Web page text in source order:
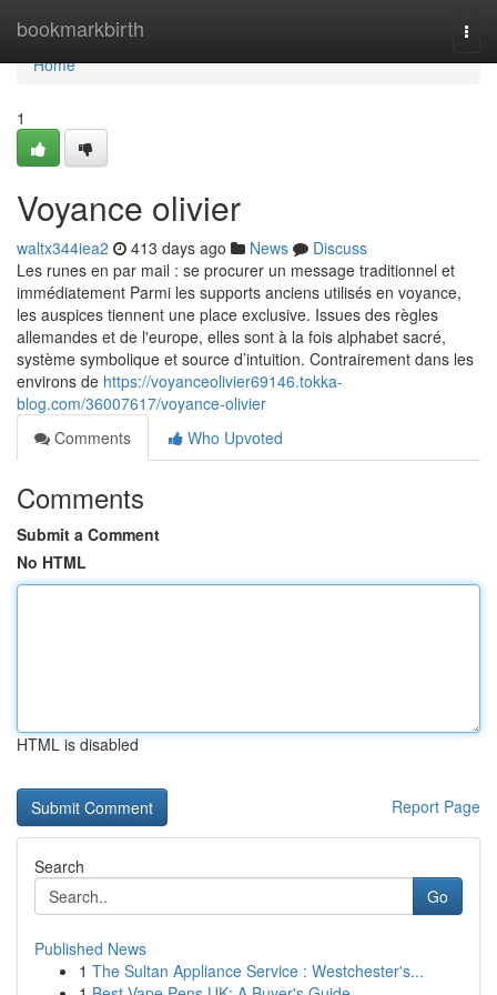
bookmarkbirth
Home
Home
1
Voyance olivier
waltx344iea2 413 days ago News
Discuss
Les runes en par mail : se procurer un message traditionnel et
immédiatement Parmi les supports anciens utilisés en voyance,
les auspices tiennent une place exclusive. Issues des règles
allemandes et de l'europe, elles sont à la fois alphabet sacré,
système symbolique et source d’intuition. Contrairement dans les
environs de https://voyanceolivier69146.tokka-
blog.com/36007617/voyance-olivier
Comments
Who Upvoted
Comments
Submit a Comment
No HTML
HTML is disabled
Report Page
Search
Go
Published News
1 The Sultan Appliance Service : Westchester's...